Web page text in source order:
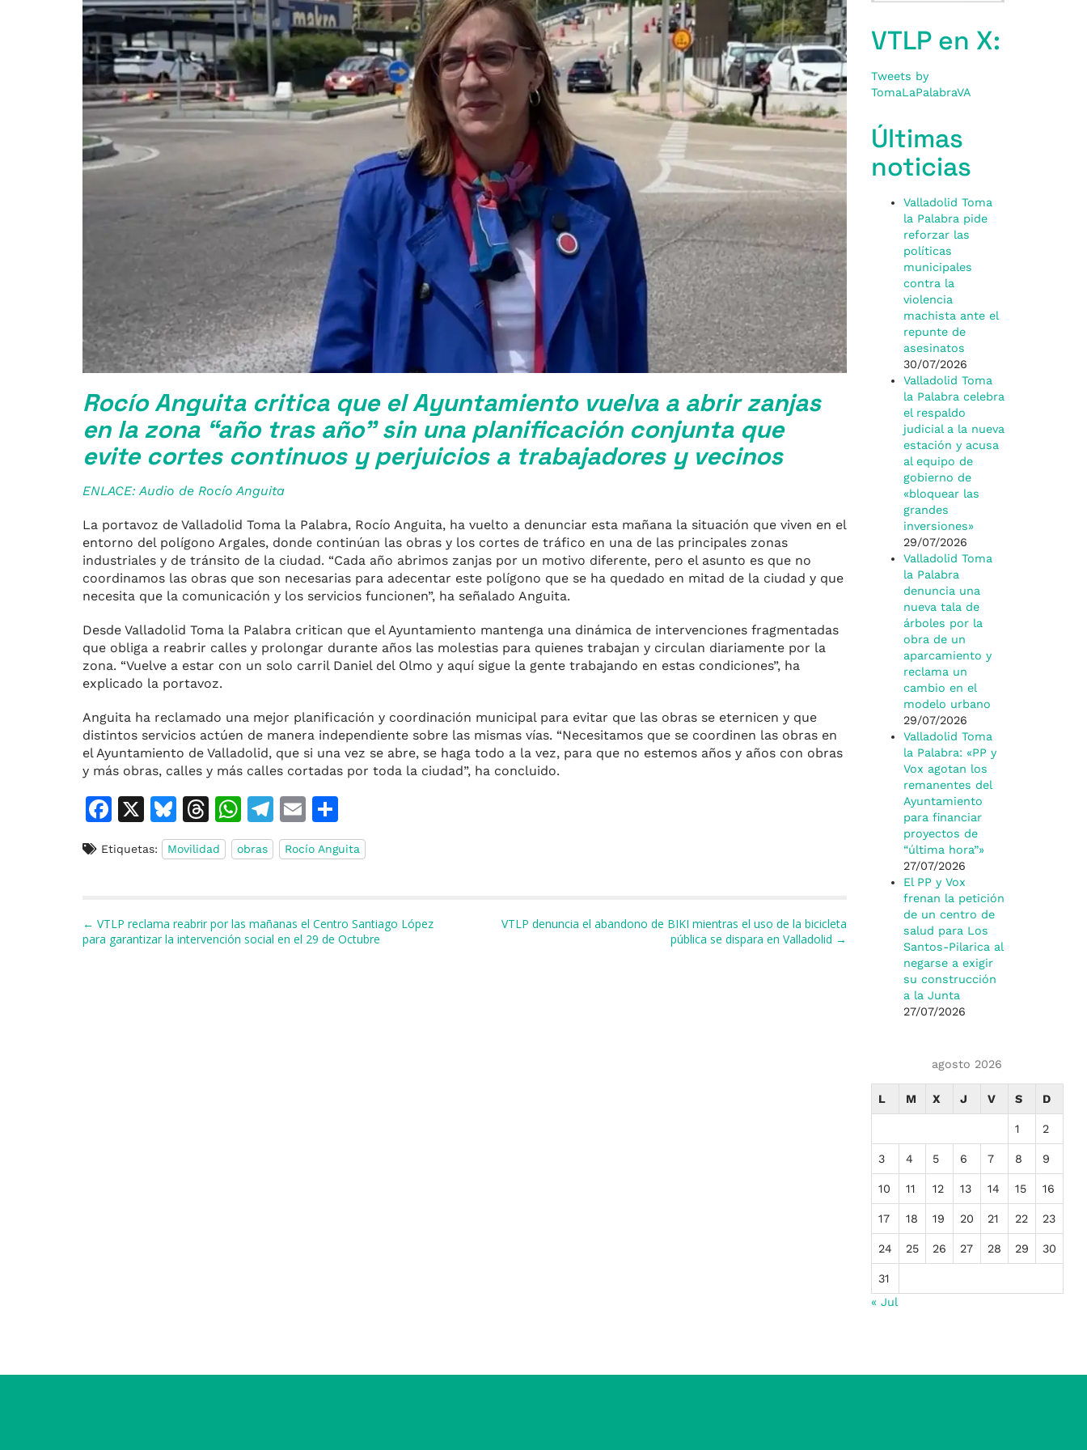
Rocío Anguita critica que el Ayuntamiento vuelva a abrir zanjas
en la zona “año tras año” sin una planificación conjunta que
evite cortes continuos y perjuicios a trabajadores y vecinos
ENLACE: Audio de Rocío Anguita
La portavoz de Valladolid Toma la Palabra, Rocío Anguita, ha vuelto a denunciar esta mañana la situación que viven en el
entorno del polígono Argales, donde continúan las obras y los cortes de tráfico en una de las principales zonas
industriales y de tránsito de la ciudad. “Cada año abrimos zanjas por un motivo diferente, pero el asunto es que no
coordinamos las obras que son necesarias para adecentar este polígono que se ha quedado en mitad de la ciudad y que
necesita que la comunicación y los servicios funcionen”, ha señalado Anguita.
Desde Valladolid Toma la Palabra critican que el Ayuntamiento mantenga una dinámica de intervenciones fragmentadas
que obliga a reabrir calles y prolongar durante años las molestias para quienes trabajan y circulan diariamente por la
zona. “Vuelve a estar con un solo carril Daniel del Olmo y aquí sigue la gente trabajando en estas condiciones”, ha
explicado la portavoz.
Anguita ha reclamado una mejor planificación y coordinación municipal para evitar que las obras se eternicen y que
distintos servicios actúen de manera independiente sobre las mismas vías. “Necesitamos que se coordinen las obras en
el Ayuntamiento de Valladolid, que si una vez se abre, se haga todo a la vez, para que no estemos años y años con obras
y más obras, calles y más calles cortadas por toda la ciudad”, ha concluido.
F
c
b
o
X
Bl
u
e
k
y
T
h
re
s
W
h
at
p
T
el
e
m
E
m
ai
o
m
ar
ti
Etiquetas: Movilidad obras Rocío Anguita
Navegación de entradas
← VTLP reclama reabrir por las mañanas el Centro Santiago López
para garantizar la intervención social en el 29 de Octubre
VTLP denuncia el abandono de BIKI mientras el uso de la bicicleta
pública se dispara en Valladolid →
VTLP en X:
Tweets by
TomaLaPalabraVA
Últimas
noticias
Valladolid Toma
la Palabra pide
reforzar las
políticas
municipales
contra la
violencia
machista ante el
repunte de
asesinatos
30/07/2026
Valladolid Toma
la Palabra celebra
el respaldo
judicial a la nueva
estación y acusa
al equipo de
gobierno de
«bloquear las
grandes
inversiones»
29/07/2026
Valladolid Toma
la Palabra
denuncia una
nueva tala de
árboles por la
obra de un
aparcamiento y
reclama un
cambio en el
modelo urbano
29/07/2026
Valladolid Toma
la Palabra: «PP y
Vox agotan los
remanentes del
Ayuntamiento
para financiar
proyectos de
“última hora”»
27/07/2026
El PP y Vox
frenan la petición
de un centro de
salud para Los
Santos-Pilarica al
negarse a exigir
su construcción
a la Junta
27/07/2026
agosto 2026
L M X J V S D
1 2
3 4 5 6 7 8 9
10 11 12 13 14 15 16
17 18 19 20 21 22 23
24 25 26 27 28 29 30
31
« Jul